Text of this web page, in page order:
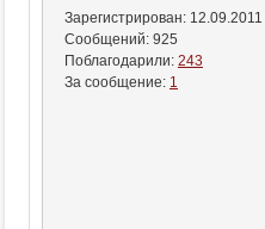
Зарегистрирован: 12.09.2011
Сообщений: 925
Поблагодарили: 243
За сообщение: 1